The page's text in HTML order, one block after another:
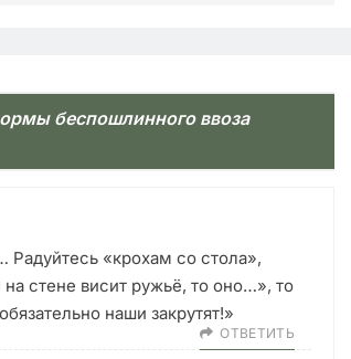
беспошлинного ввоза
«крохам со стола»,
стене висит ружьё, то оно…», то
наши закрутят!»
ОТВЕТИТЬ